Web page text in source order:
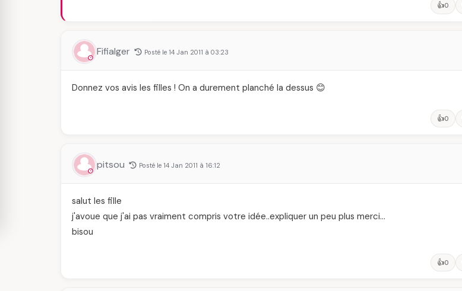
👍0
Fifialger Posté le 14 Jan 2011 à 03:23
Donnez vos avis les filles ! On a durement planché la dessus 😊
👍0
pitsou Posté le 14 Jan 2011 à 16:12
salut les fille
j'avoue que j'ai pas vraiment compris votre idée..expliquer un peu plus merci…
bisou
👍0